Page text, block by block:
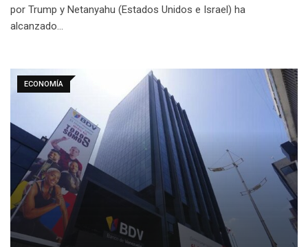
por Trump y Netanyahu (Estados Unidos e Israel) ha
alcanzado…
ECONOMÍA